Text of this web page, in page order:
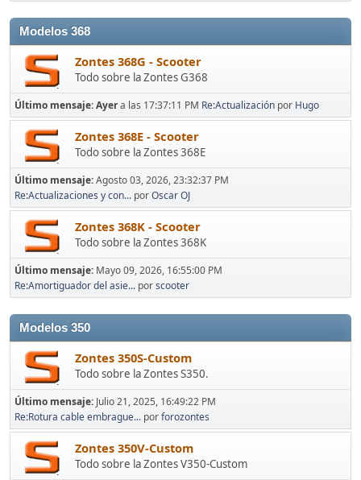
Modelos 368
Zontes 368G - Scooter
Todo sobre la Zontes G368
Último mensaje:Ayera las 17:37:11 PM Re:Actualización por Hugo
Zontes 368E - Scooter
Todo sobre la Zontes 368E
Último mensaje:Agosto 03, 2026, 23:32:37 PM
Re:Actualizaciones y con... porOscar OJ
Zontes 368K - Scooter
Todo sobre la Zontes 368K
Último mensaje: Mayo 09, 2026, 16:55:00 PM
Re:Amortiguador del asie... porscooter
Modelos 350
Zontes 350S-Custom
Todo sobre la Zontes S350.
Último mensaje: Julio 21, 2025, 16:49:22 PM
Re:Rotura cable embrague... porforozontes
Zontes 350V-Custom
Todo sobre la Zontes V350-Custom